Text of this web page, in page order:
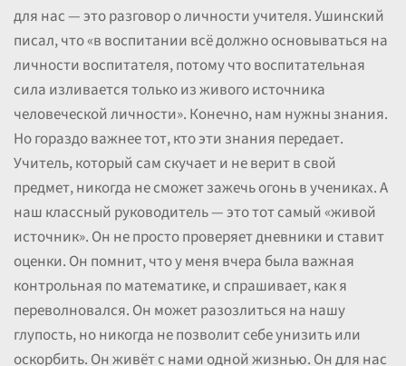
для нас — это разговор о личности учителя. Ушинский
писал, что «в воспитании всё должно основываться на
личности воспитателя, потому что воспитательная
сила изливается только из живого источника
человеческой личности». Конечно, нам нужны знания.
Но гораздо важнее тот, кто эти знания передает.
Учитель, который сам скучает и не верит в свой
предмет, никогда не сможет зажечь огонь в учениках. А
наш классный руководитель — это тот самый «живой
источник». Он не просто проверяет дневники и ставит
оценки. Он помнит, что у меня вчера была важная
контрольная по математике, и спрашивает, как я
переволновался. Он может разозлиться на нашу
глупость, но никогда не позволит себе унизить или
оскорбить. Он живёт с нами одной жизнью. Он для нас